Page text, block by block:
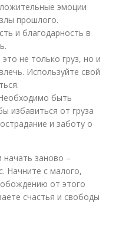
эмоции
прошлого.
и благодарность в
не только груз, но и
Используйте свой
быть
избавиться от груза
и заботу о
начать заново –
Начните с малого,
от этого
счастья и свободы